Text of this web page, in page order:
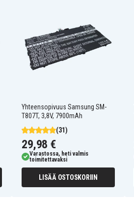
262ef265005589773b0d96151
4894128095101
Yhteensopivuus Samsung SM-
T807T, 3,8V, 7900mAh
(31)
29,98 €
Varastossa, heti valmis
toimitettavaksi
LISÄÄ OSTOSKORIIN